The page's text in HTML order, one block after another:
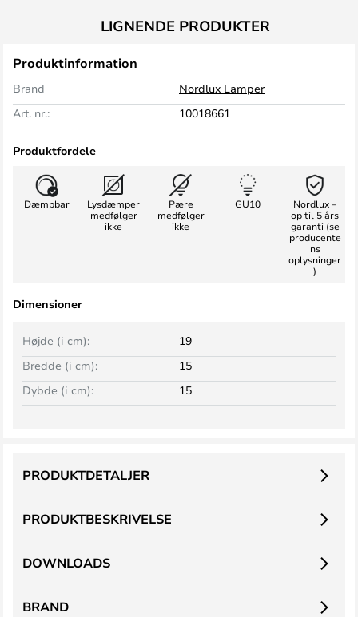
LIGNENDE PRODUKTER
Produktinformation
Brand
Nordlux Lamper
Art. nr.:
10018661
Produktfordele
Dæmpbar
Lysdæmper
medfølger
ikke
Pære
medfølger
ikke
GU10
Nordlux –
op til 5 års
garanti (se
producente
ns
oplysninger
)
Dimensioner
Bredde (i cm): 15
Højde (i cm): 19
Dybde (i cm): 15
PRODUKTBESKRIVELSE
PRODUKTDETALJER
DOWNLOADS
BRAND